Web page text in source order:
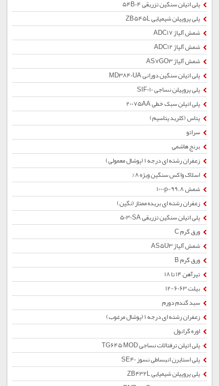
پلی اتیلن سنگین تزریقی 54B04
پلی پروپیلن شیمیایی ZB545L
شمش آلیاژ ADC17
شمش آلیاژ ADC12
شمش آلیاژ AS7GO3
پلی اتیلن سنگین دورانی MD3840UA
پلی پروپیلن نساجی SIF010
پلی اتیلن سبک خطی 20075AA
پتاس (کلرید پتاسیم)
سراتو
برنج هاشمی
زعفران رشته ای درجه 1 (پوشال معمولی)
اسلاک واکس سنگین ویژه 8%
شمش 1000p-99.8
زعفران رشته ای بریده ممتاز (نگین)
پلی اتیلن سنگین تزریقی 5030SA
ورق گرم C
شمش آلیاژ AS5U3
ورق گرم B
تیرآهن 14 تا 18
بیلت 6063-12
سبد گندم دورم
زعفران رشته ای درجه 1 (پوشال مرغوب)
اوره گرانول
پلی اتیلن ترفتالات نساجی TG645 MOD
پلی استایرن انبساطی نسوز SE40
پلی پروپیلن شیمیایی ZB432L